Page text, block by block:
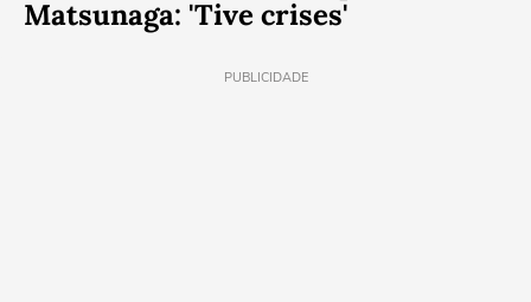
Matsunaga: 'Tive crises'
PUBLICIDADE